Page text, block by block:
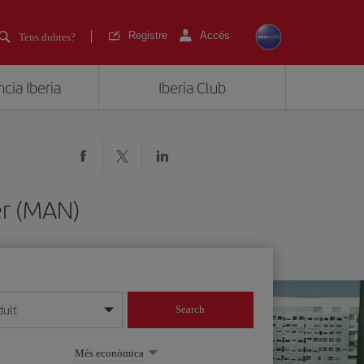
Tens dubtes? Registre Accés
Iberia Iberia Club
(MAN)
mes/any
Search
Més econòmica